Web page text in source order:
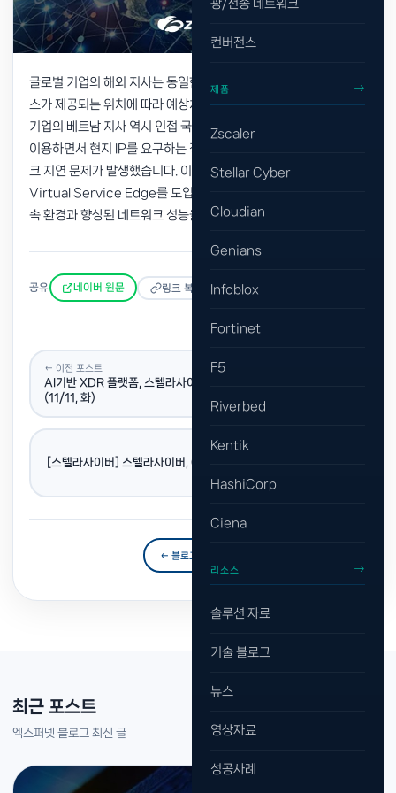
광/전송 네트워크
컨버전스
제품
Zscaler
Stellar Cyber
Cloudian
Genians
Infoblox
Fortinet
F5
Riverbed
Kentik
HashiCorp
Ciena
리소스
솔루션 자료
기술 블로그
뉴스
영상자료
성공사례
글로벌 기업의 해외 지사는 동일한 보안 환경을 제공받더라도, 서비
스가 제공되는 위치에 따라 예상치 못한 제약을 겪을 수 있습니다. A
기업의 베트남 지사 역시 인접 국가의 Zscaler Service Edge를
이용하면서 현지 IP를 요구하는 정부기관 웹사이트 접속과 네트워
크 지연 문제가 발생했습니다. 이를 해결하기 위해 Zscaler
Virtual Service Edge를 도입했고, 현지 IP 기반의 안정적인 접
속 환경과 향상된 네트워크 성능을 동시에 확보했습니다.
공유 네이버 원문 링크 복사
← 이전 포스트
AI기반 XDR 플랫폼, 스텔라사이버가 제시하는 OT보안 키노트!
(11/11, 화)
[스텔라사이버] 스텔라사이버, OT·IT 통합 보안 혁신으로 산업 현
← 블로그 목록으로
최근 포스트
엑스퍼넷 블로그 최신 글